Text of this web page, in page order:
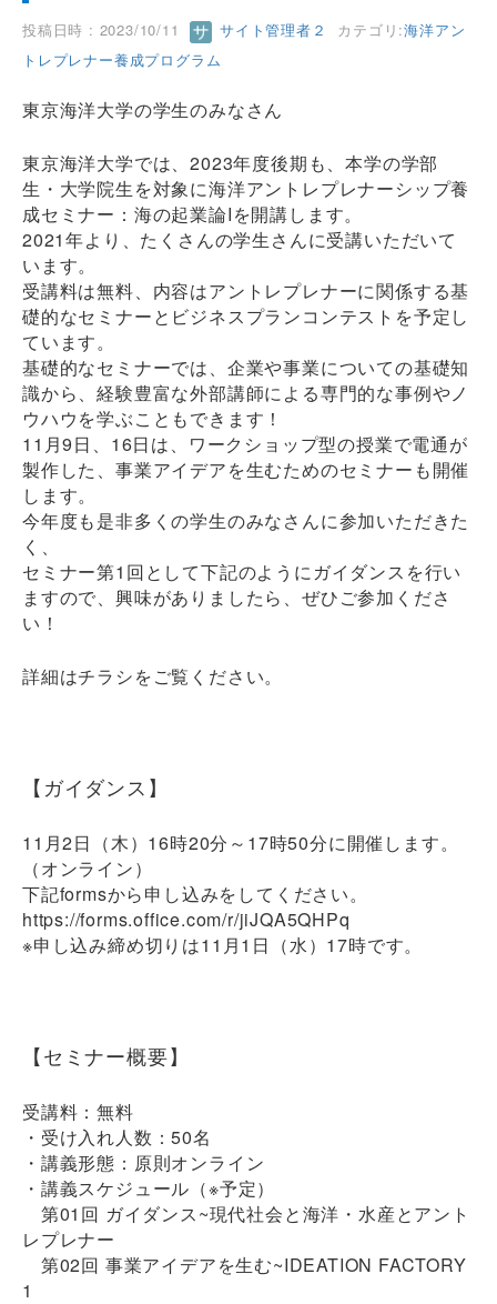
投稿日時 : 2023/10/11 サイト管理者２ カテゴリ:海洋アン
トレプレナー養成プログラム
東京海洋大学の学生のみなさん
東京海洋大学では、2023年度後期も、本学の学部
生・大学院生を対象に海洋アントレプレナーシップ養
成セミナー：海の起業論Iを開講します。
2021年より、たくさんの学生さんに受講いただいて
います。
受講料は無料、内容はアントレプレナーに関係する基
礎的なセミナーとビジネスプランコンテストを予定し
ています。
基礎的なセミナーでは、企業や事業についての基礎知
識から、経験豊富な外部講師による専門的な事例やノ
ウハウを学ぶこともできます！
11月9日、16日は、ワークショップ型の授業で電通が
製作した、事業アイデアを生むためのセミナーも開催
します。
今年度も是非多くの学生のみなさんに参加いただきた
く、
セミナー第1回として下記のようにガイダンスを行い
ますので、興味がありましたら、ぜひご参加くださ
い！
詳細はチラシをご覧ください。
【ガイダンス】
11月2日（木）16時20分～17時50分に開催します。
（オンライン）
下記formsから申し込みをしてください。
https://forms.office.com/r/jiJQA5QHPq
※申し込み締め切りは11月1日（水）17時です。
【セミナー概要】
受講料：無料
・受け入れ人数：50名
・講義形態：原則オンライン
・講義スケジュール（※予定）
第01回 ガイダンス~現代社会と海洋・⽔産とアント
レプレナー
第02回 事業アイデアを⽣む~IDEATION FACTORY
1